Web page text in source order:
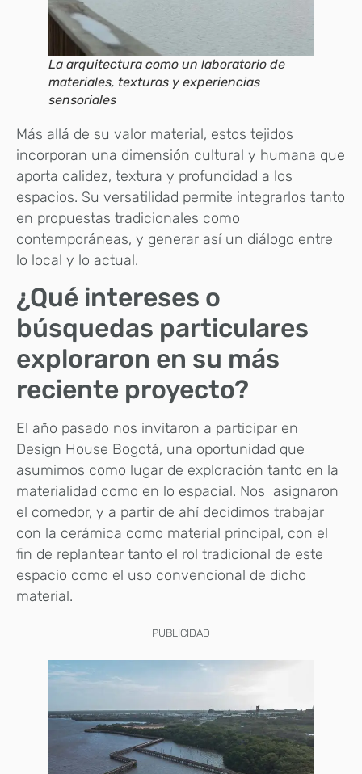
La arquitectura como un laboratorio de
materiales, texturas y experiencias
sensoriales
Más allá de su valor material, estos tejidos
incorporan una dimensión cultural y humana que
aporta calidez, textura y profundidad a los
espacios. Su versatilidad permite integrarlos tanto
en propuestas tradicionales como
contemporáneas, y generar así un diálogo entre
lo local y lo actual.
¿Qué intereses o
búsquedas particulares
exploraron en su más
reciente proyecto?
El año pasado nos invitaron a participar en
Design House Bogotá, una oportunidad que
asumimos como lugar de exploración tanto en la
materialidad como en lo espacial. Nos asignaron
el comedor, y a partir de ahí decidimos trabajar
con la cerámica como material principal, con el
fin de replantear tanto el rol tradicional de este
espacio como el uso convencional de dicho
material.
PUBLICIDAD